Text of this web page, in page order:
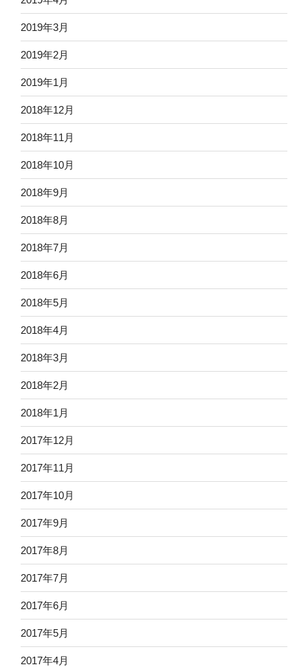
2019年3月
2019年2月
2019年1月
2018年12月
2018年11月
2018年10月
2018年9月
2018年8月
2018年7月
2018年6月
2018年5月
2018年4月
2018年3月
2018年2月
2018年1月
2017年12月
2017年11月
2017年10月
2017年9月
2017年8月
2017年7月
2017年6月
2017年5月
2017年4月